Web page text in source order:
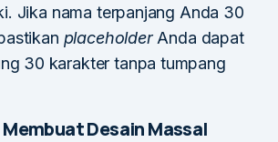
Jika nama terpanjang Anda 30
placeholderAnda dapat
30 karakter tanpa tumpang
Desain Massal